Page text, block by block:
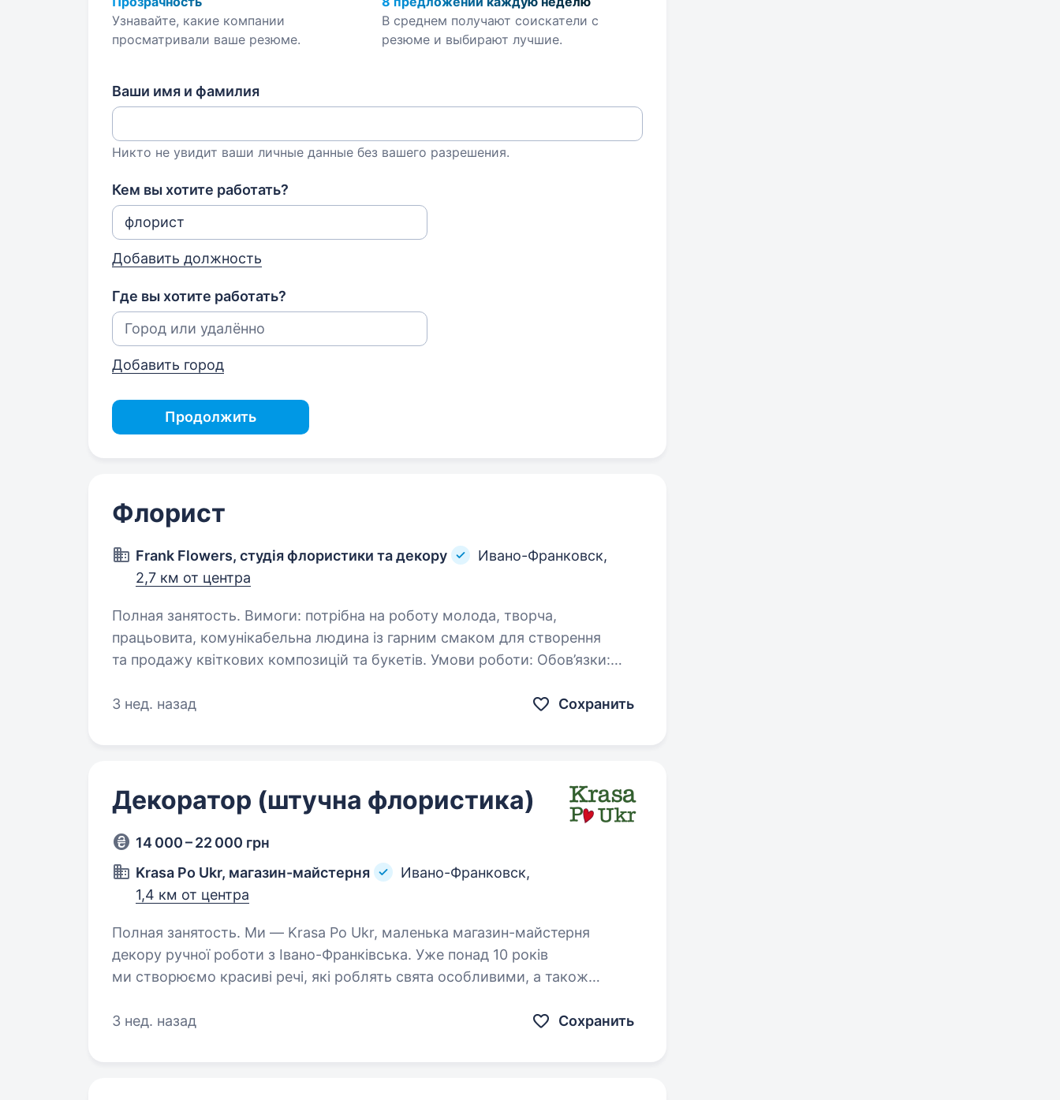
Узнавайте, какие компании
просматривали ваше резюме.
В среднем получают соискатели с
резюме и выбирают лучшие.
Ваши имя и фамилия
Никто не увидит ваши личные данные без вашего разрешения.
Кем вы хотите работать?
Добавить должность
Где вы хотите работать?
Добавить город
Продолжить
Флорист
Frank Flowers, студія флористики та декору
Ивано-Франковск,
2,7 км от центра
Полная занятость. Вимоги: потрібна на роботу молода, творча,
працьовита, комунікабельна людина із гарним смаком для створення
та продажу квіткових композицій та букетів. Умови роботи: Обов’язки:
3 нед. назад
Сохранить
Декоратор (штучна флористика)
14 000 – 22 000 грн
Krasa Po Ukr, магазин-майстерня
Ивано-Франковск,
1,4 км от центра
Полная занятость. Ми — Krasa Po Ukr, маленька магазин-майстерня
декору ручної роботи з Івано-Франківська. Уже понад 10 років
ми створюємо красиві речі, які роблять свята особливими, а також
3 нед. назад
Сохранить